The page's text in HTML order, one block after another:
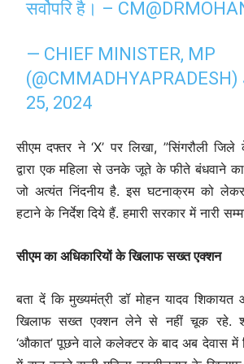
सर्वोपरि है। – CM
— CHIEF MINISTER, MP
(@CMMADHYAPRADESH)
25, 2024
सीएम दफ्तर ने ‘X’ पर लिखा, ”सिंगरौली
द्वारा एक महिला से उनके जूते के फीते बंधवाने
जो अत्यंत निंदनीय है. इस घटनाक्रम को
हटाने के निर्देश दिये हैं. हमारी सरकार में नारी
सीएम का अधिकारियों के खिलाफ सख्त एक्शन
बता दें कि मुख्यमंत्री डॉ मोहन यादव शिकायत
खिलाफ सख्त एक्शन लेने से नहीं चूक रहे.
‘औकात’ पूछने वाले कलेक्टर के बाद अब देवास में